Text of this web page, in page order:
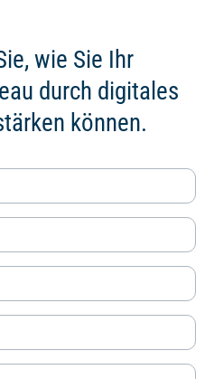
wie Sie Ihr
durch digitales
können.